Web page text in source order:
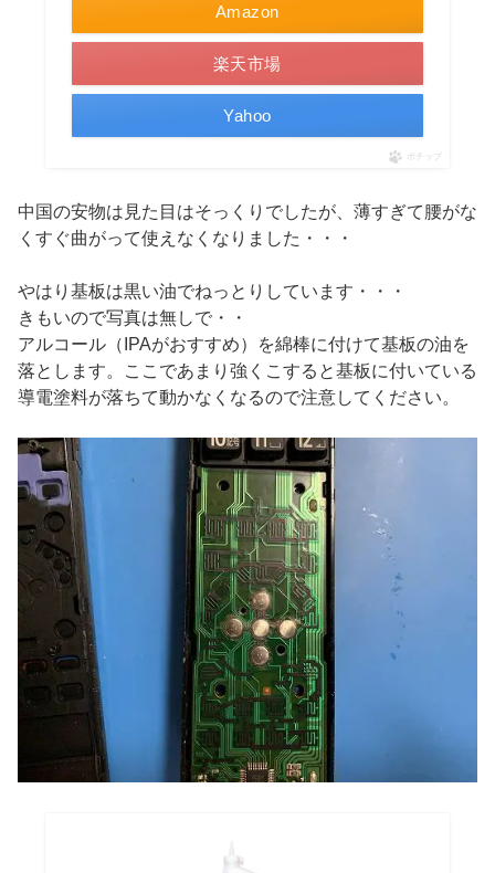
Amazon
楽天市場
Yahoo
ポチップ
中国の安物は見た目はそっくりでしたが、薄すぎて腰がな
くすぐ曲がって使えなくなりました・・・
やはり基板は黒い油でねっとりしています・・・
きもいので写真は無しで・・
アルコール（IPAがおすすめ）を綿棒に付けて基板の油を
落とします。ここであまり強くこすると基板に付いている
導電塗料が落ちて動かなくなるので注意してください。